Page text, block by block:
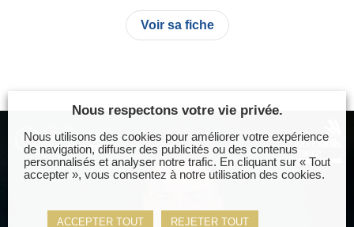
Voir sa fiche
Nous respectons votre vie privée.
Nous utilisons des cookies pour améliorer votre expérience
de navigation, diffuser des publicités ou des contenus
personnalisés et analyser notre trafic. En cliquant sur « Tout
accepter », vous consentez à notre utilisation des cookies.
ACCEPTER TOUT REJETER TOUT